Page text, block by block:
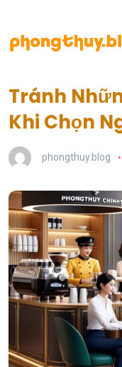
Tránh
Khi Chọn
phongthuy.blog